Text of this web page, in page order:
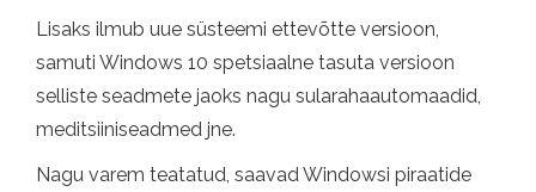
Lisaks ilmub uue süsteemi ettevõtte versioon,
samuti Windows 10 spetsiaalne tasuta versioon
selliste seadmete jaoks nagu sularahaautomaadid,
meditsiiniseadmed jne.
Nagu varem teatatud, saavad Windowsi piraatide